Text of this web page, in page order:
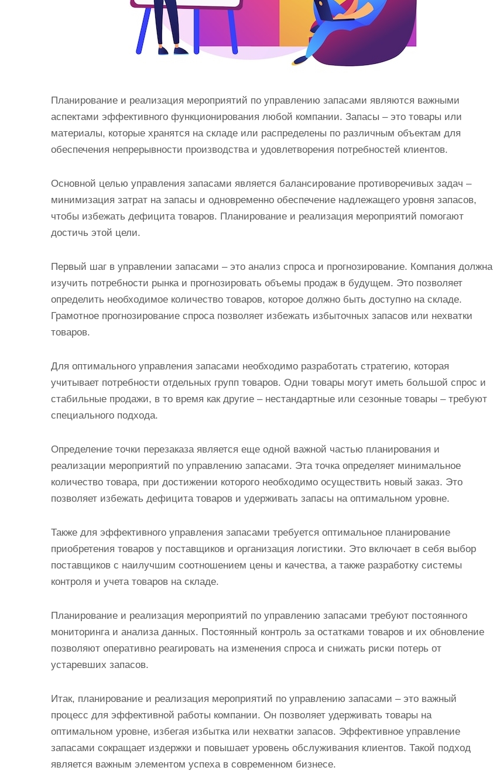
Планирование и реализация мероприятий по управлению запасами являются важными
аспектами эффективного функционирования любой компании. Запасы – это товары или
материалы, которые хранятся на складе или распределены по различным объектам для
обеспечения непрерывности производства и удовлетворения потребностей клиентов.
Основной целью управления запасами является балансирование противоречивых задач –
минимизация затрат на запасы и одновременно обеспечение надлежащего уровня запасов,
чтобы избежать дефицита товаров. Планирование и реализация мероприятий помогают
достичь этой цели.
Первый шаг в управлении запасами – это анализ спроса и прогнозирование. Компания должна
изучить потребности рынка и прогнозировать объемы продаж в будущем. Это позволяет
определить необходимое количество товаров, которое должно быть доступно на складе.
Грамотное прогнозирование спроса позволяет избежать избыточных запасов или нехватки
товаров.
Для оптимального управления запасами необходимо разработать стратегию, которая
учитывает потребности отдельных групп товаров. Одни товары могут иметь большой спрос и
стабильные продажи, в то время как другие – нестандартные или сезонные товары – требуют
специального подхода.
Определение точки перезаказа является еще одной важной частью планирования и
реализации мероприятий по управлению запасами. Эта точка определяет минимальное
количество товара, при достижении которого необходимо осуществить новый заказ. Это
позволяет избежать дефицита товаров и удерживать запасы на оптимальном уровне.
Также для эффективного управления запасами требуется оптимальное планирование
приобретения товаров у поставщиков и организация логистики. Это включает в себя выбор
поставщиков с наилучшим соотношением цены и качества, а также разработку системы
контроля и учета товаров на складе.
Планирование и реализация мероприятий по управлению запасами требуют постоянного
мониторинга и анализа данных. Постоянный контроль за остатками товаров и их обновление
позволяют оперативно реагировать на изменения спроса и снижать риски потерь от
устаревших запасов.
Итак, планирование и реализация мероприятий по управлению запасами – это важный
процесс для эффективной работы компании. Он позволяет удерживать товары на
оптимальном уровне, избегая избытка или нехватки запасов. Эффективное управление
запасами сокращает издержки и повышает уровень обслуживания клиентов. Такой подход
является важным элементом успеха в современном бизнесе.